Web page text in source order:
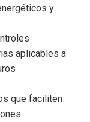
y
aplicables a
que faciliten